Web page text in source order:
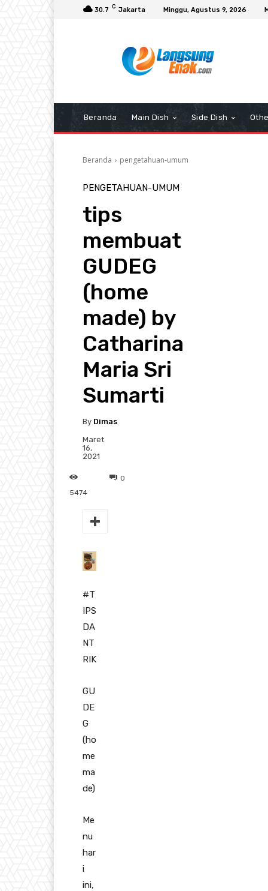
30.7 C Jakarta Minggu, Agustus 9, 2026
Beranda Main Dish Side Dish
Beranda pengetahuan-umum
PENGETAHUAN-UMUM
tips
membuat
GUDEG
(home
made) by
Catharina
Maria Sri
Sumarti
By Dimas
Maret
16,
2021
0
5474
#T
IPS
DA
NT
RIK
GU
DE
G
(ho
me
ma
de)
Me
nu
har
i
ini,